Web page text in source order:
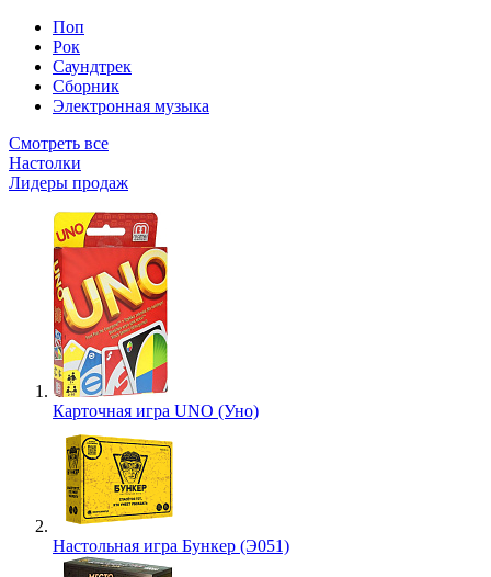
Поп
Рок
Саундтрек
Сборник
Электронная музыка
Смотреть все
Настолки
Лидеры продаж
Карточная игра UNO (Уно)
Настольная игра Бункер (Э051)